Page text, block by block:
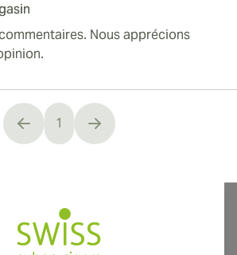
Nous apprécions
You're currently reading page
1